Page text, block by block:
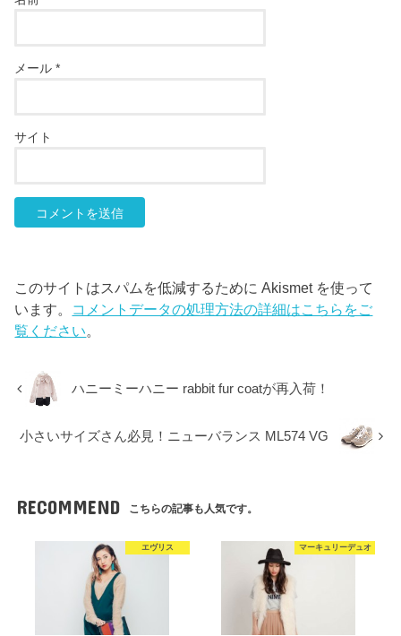
メール*
サイト
このサイトはスパムを低減するために Akismet を使って
います。 コメントデータの処理方法の詳細はこちらをご
覧ください。
ハニーミーハニー rabbit fur coatが再入荷！
小さいサイズさん必見！ニューバランス ML574 VG
RECOMMEND こちらの記事も人気です。
エヴリス マーキュリーデュオ